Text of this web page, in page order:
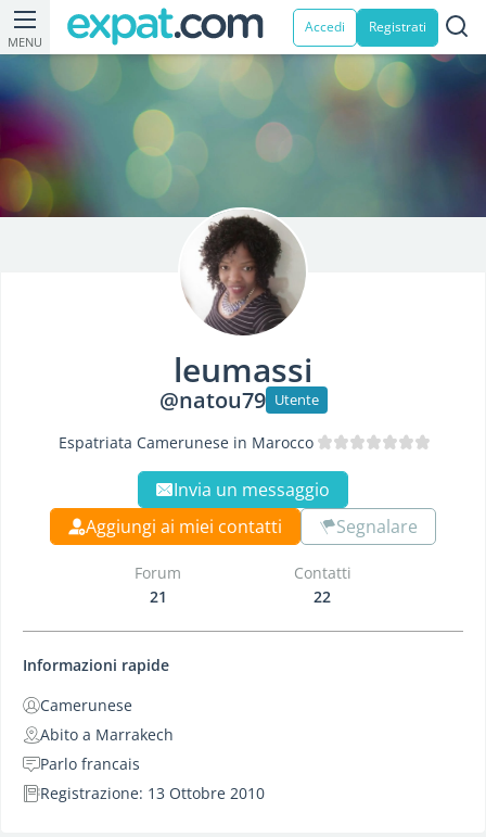
MENU
Accedi Registrati
leumassi
@natou79 Utente
Espatriata Camerunese in Marocco
Invia un messaggio
Aggiungi ai miei contatti
Segnalare
Forum
21
Contatti
22
Informazioni rapide
Camerunese
Abito a Marrakech
Parlo francais
Registrazione: 13 Ottobre 2010